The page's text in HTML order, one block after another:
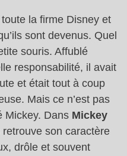
la firme Disney et
sont devenus. Quel
souris. Affublé
responsabilité, il avait
et était tout à coup
Mais ce n’est pas
Mickey. Dans Mickey
son caractère
drôle et souvent